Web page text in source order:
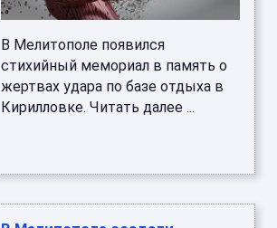
В Мелитополе появился
стихийный мемориал в память о
жертвах удара по базе отдыха в
Кирилловке. Читать далее ...